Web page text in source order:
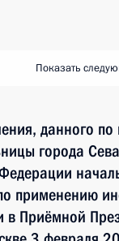
Показать
данного
города
применению
в Приёмной